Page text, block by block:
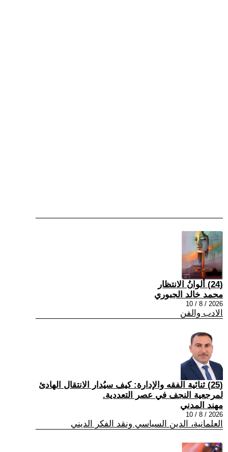
(24) ألوانُ الانتظار
محمد خالد الجبوري
2026 / 8 / 10
الادب والفن
(25) ثنائية الفقه والإدارة: كيف سيُدار الانتقال الهادئ
لمرجعية النجف في عصر التعددية.
مهند المدني
2026 / 8 / 10
العلمانية، الدين السياسي ونقد الفكر الديني